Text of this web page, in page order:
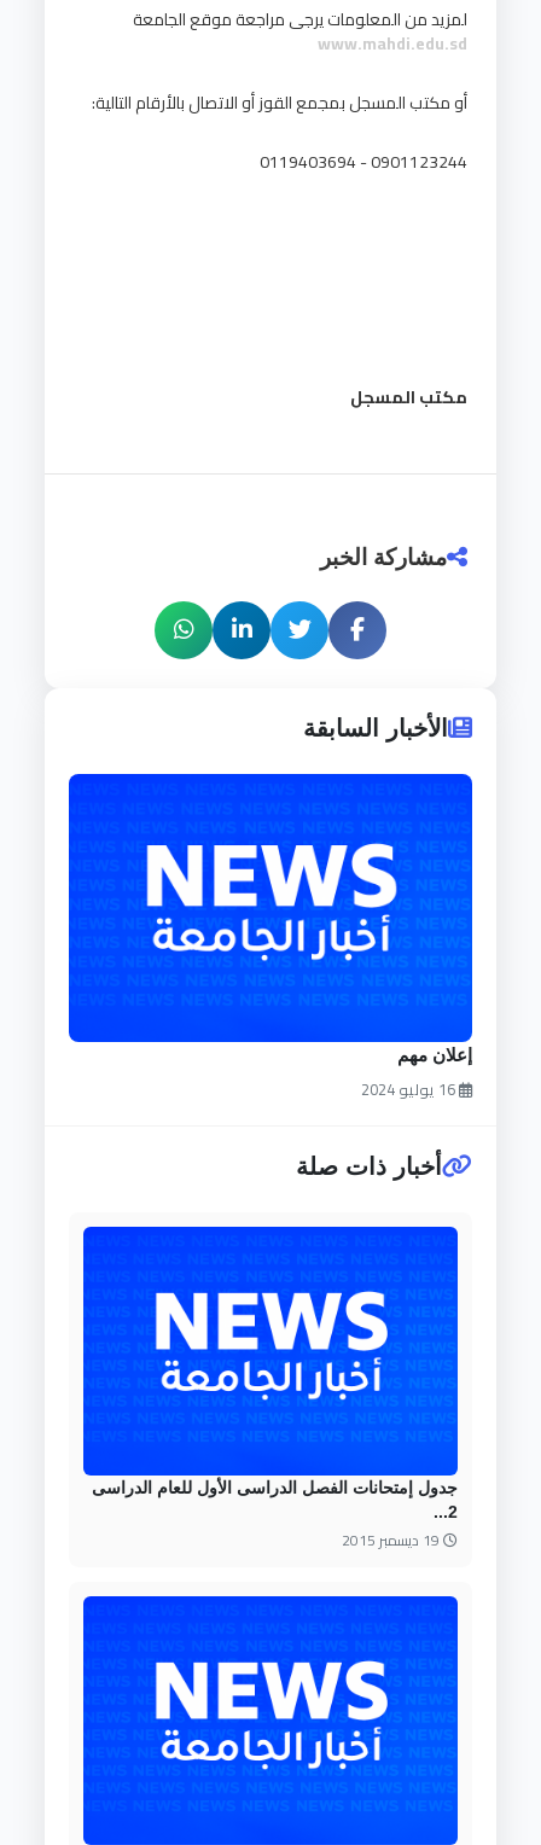
لمزيد من المعلومات يرجى مراجعة موقع الجامعة
www.mahdi.edu.sd
أو مكتب المسجل بمجمع القوز أو الاتصال بالأرقام التالية:
0901123244 - 0119403694
مكتب المسجل
مشاركة الخبر
الأخبار السابقة
إعلان مهم
16 يوليو 2024
أخبار ذات صلة
جدول إمتحانات الفصل الدراسى الأول للعام الدراسى
2...